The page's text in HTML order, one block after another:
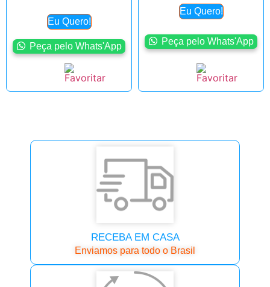
Eu Quero!
Peça pelo Whats'App
Eu Quero!
Peça pelo Whats'App
RECEBA EM CASA
Enviamos para todo o Brasil